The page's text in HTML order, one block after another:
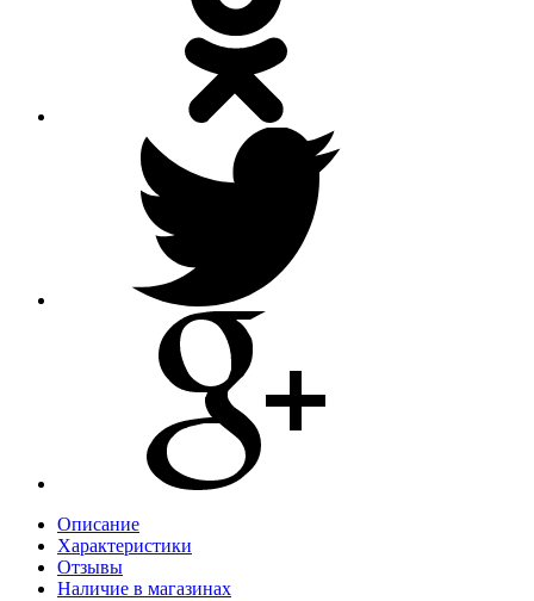
Описание
Характеристики
Отзывы
Наличие в магазинах